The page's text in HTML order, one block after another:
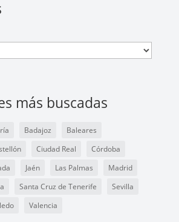
más buscadas
Badajoz
Baleares
Ciudad Real
Córdoba
Jaén Las Palmas
Madrid
Santa Cruz de Tenerife
Sevilla
Valencia